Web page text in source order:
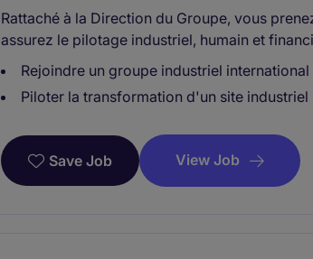
Rattaché à la Direction du Groupe, vous
assurez le pilotage industriel, humain et
Rejoindre un groupe industriel
Piloter la transformation d'un site industriel
Save Job View Job